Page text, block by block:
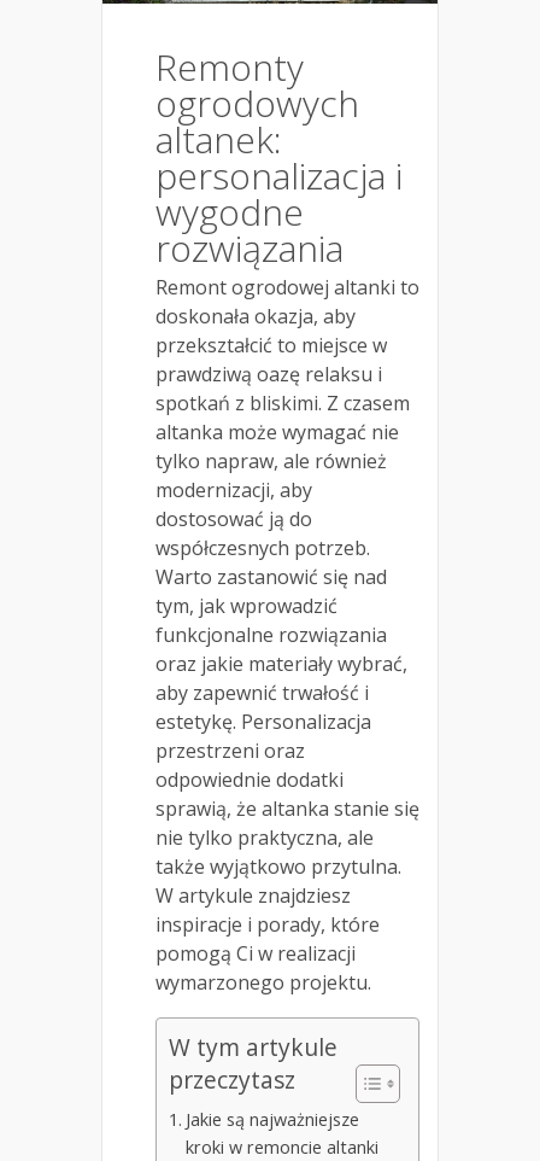
Remonty
ogrodowych
altanek:
personalizacja i
wygodne
rozwiązania
Remont ogrodowej altanki to
doskonała okazja, aby
przekształcić to miejsce w
prawdziwą oazę relaksu i
spotkań z bliskimi. Z czasem
altanka może wymagać nie
tylko napraw, ale również
modernizacji, aby
dostosować ją do
współczesnych potrzeb.
Warto zastanowić się nad
tym, jak wprowadzić
funkcjonalne rozwiązania
oraz jakie materiały wybrać,
aby zapewnić trwałość i
estetykę. Personalizacja
przestrzeni oraz
odpowiednie dodatki
sprawią, że altanka stanie się
nie tylko praktyczna, ale
także wyjątkowo przytulna.
W artykule znajdziesz
inspiracje i porady, które
pomogą Ci w realizacji
wymarzonego projektu.
W tym artykule
przeczytasz
Jakie są najważniejsze
kroki w remoncie altanki